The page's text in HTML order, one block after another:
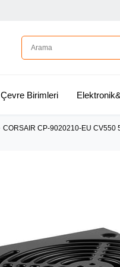
Çevre Birimleri
CORSAIR CP-9020210-EU CV550